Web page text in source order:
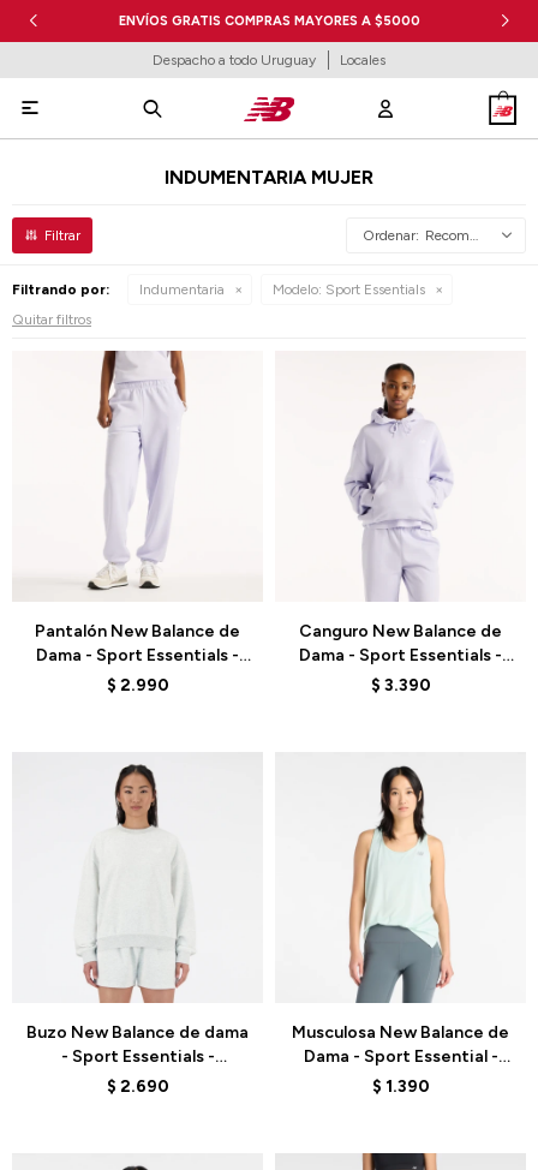
ENVÍOS GRATIS COMPRAS MAYORES A $5000
Despacho a todo Uruguay Locales

INDUMENTARIA MUJER
Recomendados
Filtrando por: Indumentaria Modelo: Sport Essentials
Quitar filtros
Pantalón New Balance de
Dama - Sport Essentials -
WP41500SMV - PURPLE
$ 2.990
Canguro New Balance de
Dama - Sport Essentials -
WT41507SMV - PURPLE
$ 3.390
Buzo New Balance de dama
- Sport Essentials -
WT41508AHH - GREY
$ 2.690
Talle
Musculosa New Balance de
Dama - Sport Essential -
WT41220COJ - ELD
$ 1.390